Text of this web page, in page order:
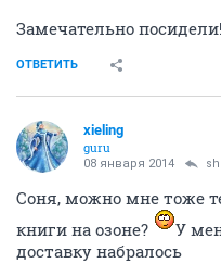
Замечательно посидели!
ОТВЕТИТЬ
xieling
guru
08 января 2014
Соня, можно мне тоже
книги на озоне?
У
доставку набралось